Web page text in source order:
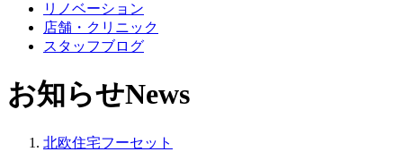
リノベーション
店舗 ・クリニック
スタッフブログ
お知らせNews
北欧住宅フーセット